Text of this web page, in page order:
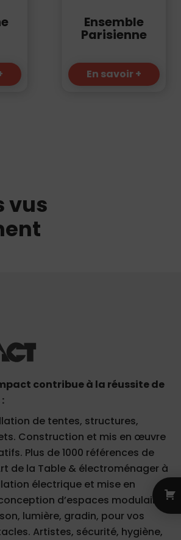
Ensemble
Parisienne
En savoir +
vus
contribue à la réussite de
de tentes, structures,
Construction et mis en œuvre
Plus de 1000 références de
de la Table & électroménager à
électrique et mise en
d’espaces modulaires.
lumière, gradin, pour vos
Artistes, sécurité, hygiène,